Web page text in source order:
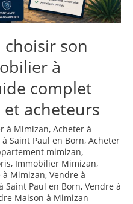
son
à
complet
acheteurs
à Mimizan, Acheter à
Saint Paul en Born, Acheter
mimizan,
, Immobilier Mimizan,
à Mimizan, Vendre à
Saint Paul en Born, Vendre à
Maison à Mimizan